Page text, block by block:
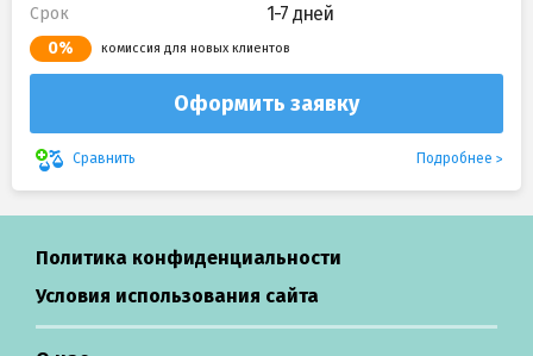
Срок 1-7 дней
0% комиссия для новых клиентов
Оформить заявку
Сравнить Подробнее
Политика конфиденциальности
Условия использования сайта